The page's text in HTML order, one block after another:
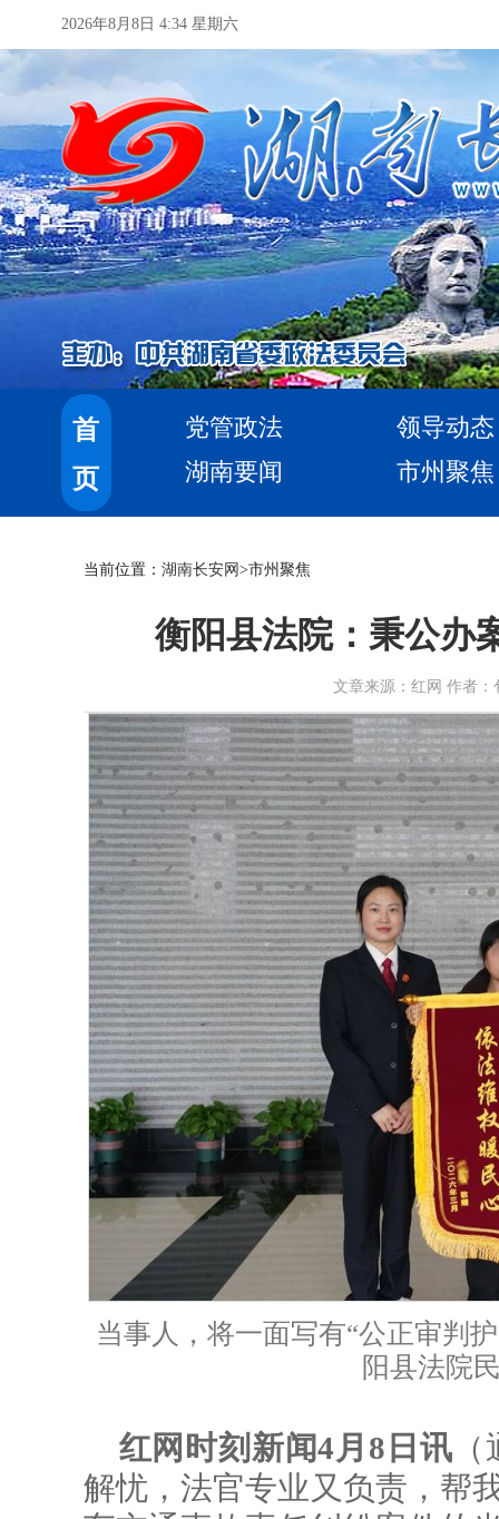
2026年8月8日 4:34 星期六
首
页
党管政法
领导动态
湖南要闻
市州聚焦
当前位置： 湖南长安网 >市州聚焦
衡阳县法院：秉公办
文章来源：红网 作者：
当事人，将一面写有“公正审判
阳县法院
红网时刻新闻4月8日讯
解忧，法官专业又负责，帮